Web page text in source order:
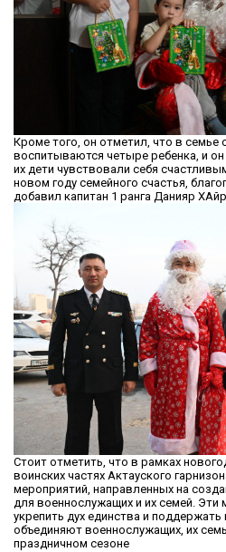
Кроме того, он отметил, что в семье
воспитываются четыре ребенка, и он
их дети чувствовали себя
новом году семейного счастья,
добавил капитан 1 ранга Данияр
Стоит отметить, что в рамках
воинских частях Актауского
мероприятий, направленных на
для военнослужащих и их семей. Эти
укрепить дух единства и
объединяют военнослужащих, их
праздничном сезоне